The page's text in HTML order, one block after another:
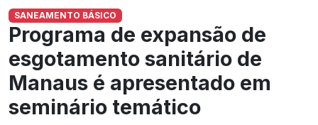
SANEAMENTO BÁSICO
Programa de expansão de
esgotamento sanitário de
Manaus é apresentado em
seminário temático